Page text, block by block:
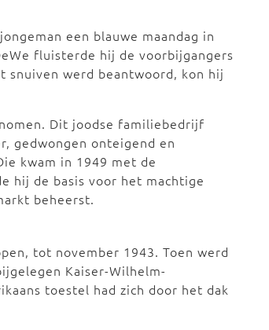
een blauwe maandag in
fluisterde hij de voorbijgangers
snuiven werd beantwoord, kon hij
Dit joodse familiebedrijf
gedwongen onteigend en
kwam in 1949 met de
hij de basis voor het machtige
beheerst.
tot november 1943. Toen werd
Kaiser-Wilhelm-
toestel had zich door het dak